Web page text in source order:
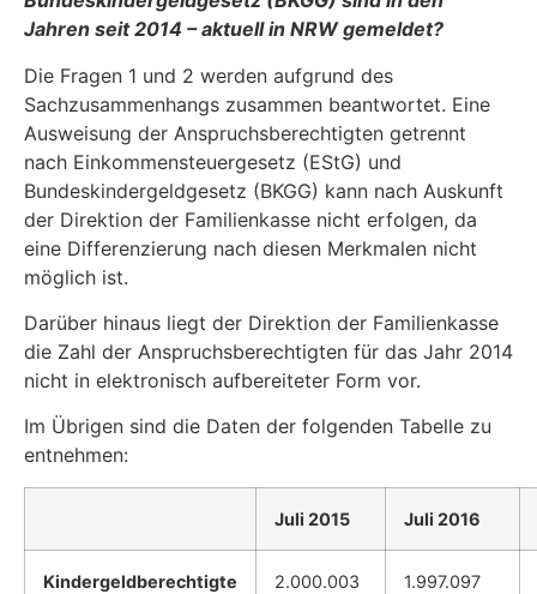
Jahren seit 2014 – aktuell in NRW gemeldet?
Die Fragen 1 und 2 werden aufgrund des
Sachzusammenhangs zusammen beantwortet. Eine
Ausweisung der Anspruchsberechtigten getrennt
nach Einkommensteuergesetz (EStG) und
Bundeskindergeldgesetz (BKGG) kann nach Auskunft
der Direktion der Familienkasse nicht erfolgen, da
eine Differenzierung nach diesen Merkmalen nicht
möglich ist.
Darüber hinaus liegt der Direktion der Familienkasse
die Zahl der Anspruchsberechtigten für das Jahr 2014
nicht in elektronisch aufbereiteter Form vor.
Im Übrigen sind die Daten der folgenden Tabelle zu
entnehmen:
Juli 2015 Juli 2016
Kindergeldberechtigte 2.000.003 1.997.097